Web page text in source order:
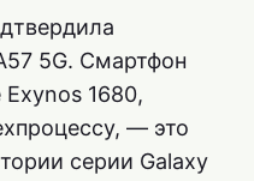
5G. Смартфон
1680,
— это
серии Galaxy